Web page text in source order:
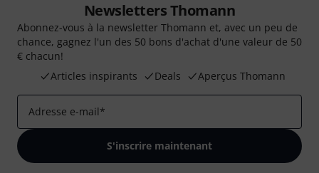
Newsletters Thomann
Abonnez-vous à la newsletter Thomann et, avec un peu de
chance, gagnez l'un des 50 bons d'achat d'une valeur de 50
€ chacun!
Articles inspirants
Deals Aperçus Thomann
Adresse e-mail*
S'inscrire maintenant